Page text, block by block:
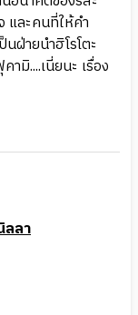
ละคนที่ให้คำ
ฝ่ายนำฮิโรโตะ
มิ....เนี่ยนะ เรื่อง
ลลา